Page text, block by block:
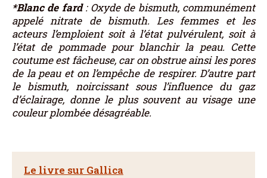
*Blanc de fard: Oxyde de bismuth, communément
appelé nitrate de bismuth. Les femmes et les
acteurs l’emploient soit à l’état pulvérulent, soit à
l’état de pommade pour blanchir la peau. Cette
coutume est fâcheuse, car on obstrue ainsi les pores
de la peau et on l’empêche de respirer. D’autre part
le bismuth, noircissant sous l’influence du gaz
d’éclairage, donne le plus souvent au visage une
couleur plombée désagréable.
Le livre sur Gallica